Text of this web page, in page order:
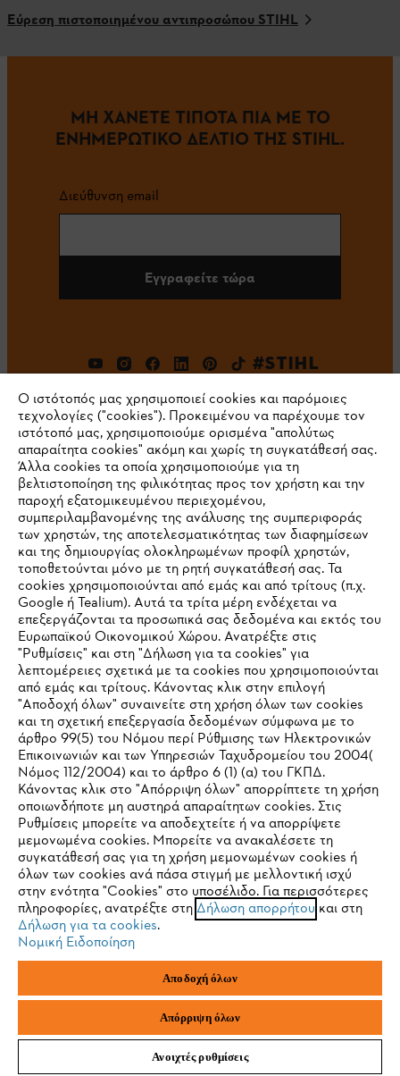
Εύρεση πιστοποιημένου αντιπροσώπου STIHL
ΜΗ ΧΑΝΕΤΕ ΤΙΠΟΤΑ ΠΙΑ ΜΕ ΤΟ
ΕΝΗΜΕΡΩΤΙΚΟ ΔΕΛΤΙΟ ΤΗΣ STIHL.
Διεύθυνση email
Εγγραφείτε τώρα
#STIHL
Εταιρεία
STIHL Συχνές ερωτήσεις
Service
Πολιτική απορρήτου Νομικό κείμενο Cookies
Νομικές πληροφορίες
ANDREAS STIHL ΜΟΝΟΠΡΟΣΩΠΗ Α.Ε.
ΥΠΟΚΑΤΑΣΤΗΜΑ ΚΥΠΡΟΥ
ΑΓ. ΑΝΔΡΕΟΥ 51 ΠΑΛΛΟΥΡΙΩΤΙΣΣΑ
1041 ΛΕΥΚΩΣΙΑ
ΚΥΠΡΟΣ
IHR BROWSER WIRD NICHT
UNTERSTÜTZT
Sie nutzen einen Browser, den wir noch nicht unterstützen. Für
eine optimale Nutzung unserer Seite empfehlen wir Ihnen, zu
einem der folgenden Browser zu wechseln:
Firefox Chrome
Ο ιστότοπός μας χρησιμοποιεί cookies και παρόμοιες
τεχνολογίες ("cookies"). Προκειμένου να παρέχουμε τον
ιστότοπό μας, χρησιμοποιούμε ορισμένα "απολύτως
απαραίτητα cookies" ακόμη και χωρίς τη συγκατάθεσή σας.
Άλλα cookies τα οποία χρησιμοποιούμε για τη
βελτιστοποίηση της φιλικότητας προς τον χρήστη και την
παροχή εξατομικευμένου περιεχομένου,
συμπεριλαμβανομένης της ανάλυσης της συμπεριφοράς
των χρηστών, της αποτελεσματικότητας των διαφημίσεων
και της δημιουργίας ολοκληρωμένων προφίλ χρηστών,
τοποθετούνται μόνο με τη ρητή συγκατάθεσή σας. Τα
cookies χρησιμοποιούνται από εμάς και από τρίτους (π.χ.
Google ή Tealium). Αυτά τα τρίτα μέρη ενδέχεται να
επεξεργάζονται τα προσωπικά σας δεδομένα και εκτός του
Ευρωπαϊκού Οικονομικού Χώρου. Ανατρέξτε στις
"Ρυθμίσεις" και στη "Δήλωση για τα cookies" για
λεπτομέρειες σχετικά με τα cookies που χρησιμοποιούνται
από εμάς και τρίτους. Κάνοντας κλικ στην επιλογή
"Αποδοχή όλων" συναινείτε στη χρήση όλων των cookies
και τη σχετική επεξεργασία δεδομένων σύμφωνα με το
άρθρο 99(5) του Νόμου περί Ρύθμισης των Ηλεκτρονικών
Επικοινωνιών και των Υπηρεσιών Ταχυδρομείου του 2004(
Νόμος 112/2004) και το άρθρο 6 (1) (α) του ΓΚΠΔ.
Κάνοντας κλικ στο "Απόρριψη όλων" απορρίπτετε τη χρήση
οποιωνδήποτε μη αυστηρά απαραίτητων cookies. Στις
Ρυθμίσεις μπορείτε να αποδεχτείτε ή να απορρίψετε
μεμονωμένα cookies. Μπορείτε να ανακαλέσετε τη
συγκατάθεσή σας για τη χρήση μεμονωμένων cookies ή
όλων των cookies ανά πάσα στιγμή με μελλοντική ισχύ
στην ενότητα "Cookies" στο υποσέλιδο. Για περισσότερες
πληροφορίες, ανατρέξτε στηΔήλωση απορρήτου και στη
Δήλωση για τα cookies.
Νομική Ειδοποίηση
Αποδοχή όλων
Απόρριψη όλων
Ανοιχτές ρυθμίσεις